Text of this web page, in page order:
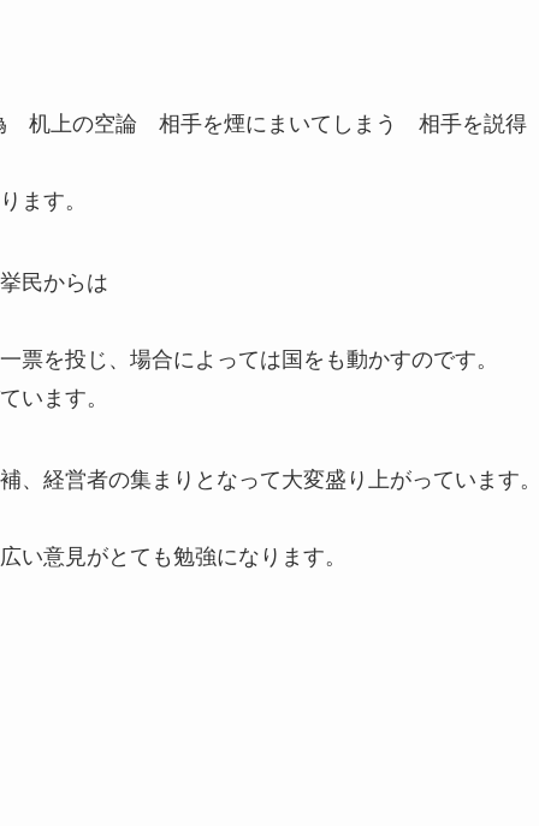
机上の空論 相手を煙にまいてしまう 相手を説得
ます。
民からは
票を投じ、場合によっては国をも動かすのです。
います。
、経営者の集まりとなって大変盛り上がっています
意見がとても勉強になります。